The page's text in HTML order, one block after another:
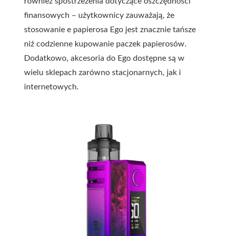
finansowych – użytkownicy zauważają, że
stosowanie e papierosa Ego jest znacznie tańsze
niż codzienne kupowanie paczek papierosów.
Dodatkowo, akcesoria do Ego dostępne są w
wielu sklepach zarówno stacjonarnych, jak i
internetowych.